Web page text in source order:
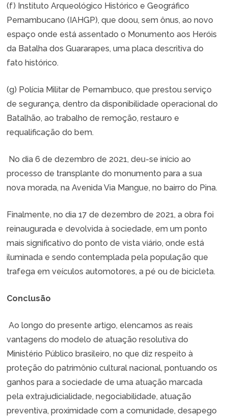
(f) Instituto Arqueológico Histórico e Geográfico
Pernambucano (IAHGP), que doou, sem ônus, ao novo
espaço onde está assentado o Monumento aos Heróis
da Batalha dos Guararapes, uma placa descritiva do
fato histórico.
(g) Polícia Militar de Pernambuco, que prestou serviço
de segurança, dentro da disponibilidade operacional do
Batalhão, ao trabalho de remoção, restauro e
requalificação do bem.
No dia 6 de dezembro de 2021, deu-se início ao
processo de transplante do monumento para a sua
nova morada, na Avenida Via Mangue, no bairro do Pina.
Finalmente, no dia 17 de dezembro de 2021, a obra foi
reinaugurada e devolvida à sociedade, em um ponto
mais significativo do ponto de vista viário, onde está
iluminada e sendo contemplada pela população que
trafega em veículos automotores, a pé ou de bicicleta.
Conclusão
Ao longo do presente artigo, elencamos as reais
vantagens do modelo de atuação resolutiva do
Ministério Público brasileiro, no que diz respeito à
proteção do patrimônio cultural nacional, pontuando os
ganhos para a sociedade de uma atuação marcada
pela extrajudicialidade, negociabilidade, atuação
preventiva, proximidade com a comunidade, desapego